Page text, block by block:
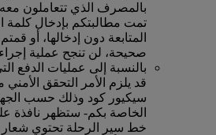
بالمصرف الذي تتعاملون معه
تمت مطالبتكم بإدخال كلمة
المتابعة دون إدخالها، أو
صحيحة، لن تنجح عملية
بالنسبة إلى عمليات الدفع
قد يلزم الأمر التحقق
سيكيور كود وذلك حسب
الخاصة بكم‑ ستظهر نافذة
خط سير الرحلة تحتوي